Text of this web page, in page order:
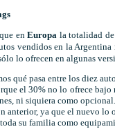
enEuropa la totalidad
vendidos en la
lo ofrecen en algunas
qué pasa entre los diez
el 30% no lo ofrece
ni siquiera como
anterior, ya que el nuevo lo
su familia como